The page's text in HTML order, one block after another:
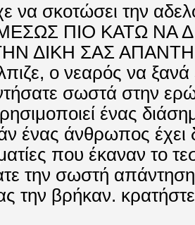
να σκοτώσει την
ΠΙΟ ΚΑΤΩ ΝΑ
ΔΙΚΗ ΣΑΣ
ο νεαρός να ξανά
σωστά στην
ένας
ένας άνθρωπος έχει
που έκαναν το
την σωστή
την βρήκαν.